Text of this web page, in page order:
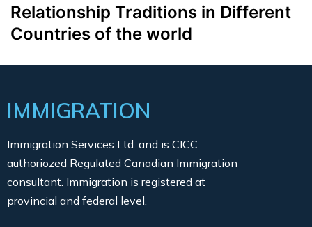
Relationship Traditions in Different
Countries of the world
IMMIGRATION
Immigration Services Ltd. and is CICC
authoriozed Regulated Canadian Immigration
consultant. Immigration is registered at
provincial and federal level.